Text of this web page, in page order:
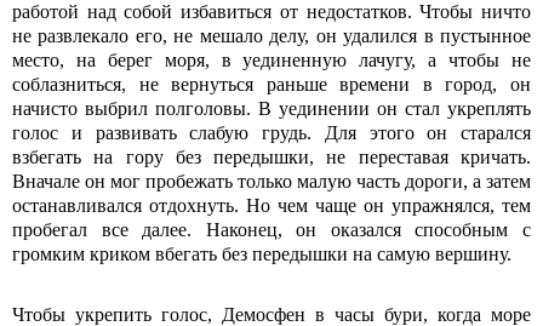
работой над собой избавиться от недостатков. Чтобы ничто
не развлекало его, не мешало делу, он удалился в пустынное
место, на берег моря, в уединенную лачугу, а чтобы не
соблазниться, не вернуться раньше времени в город, он
начисто выбрил полголовы. В уединении он стал укреплять
голос и развивать слабую грудь. Для этого он старался
взбегать на гору без передышки, не переставая кричать.
Вначале он мог пробежать только малую часть дороги, а затем
останавливался отдохнуть. Но чем чаще он упражнялся, тем
пробегал все далее. Наконец, он оказался способным с
громким криком вбегать без передышки на самую вершину.
Чтобы укрепить голос, Демосфен в часы бури, когда море